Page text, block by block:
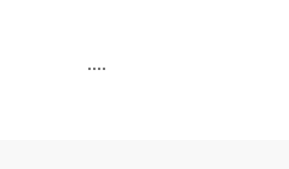
....